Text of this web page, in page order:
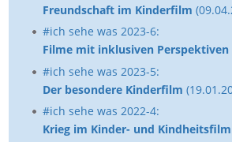
Freundschaft im Kinderfilm
#ich sehe was 2023-6:
Filme mit inklusiven Perspektiven
#ich sehe was 2023-5:
Der besondere Kinderfilm
#ich sehe was 2022-4:
Krieg im Kinder- und Kindheitsfilm